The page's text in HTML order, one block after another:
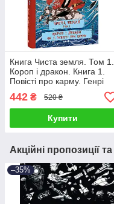
Книга Чиста земля. Том 1.
Короп і дракон. Книга 1.
Повісті про карму. Генрі
Лайон Олді
442 ₴ 520 ₴
Купити
Акційні пропозиції
–35%